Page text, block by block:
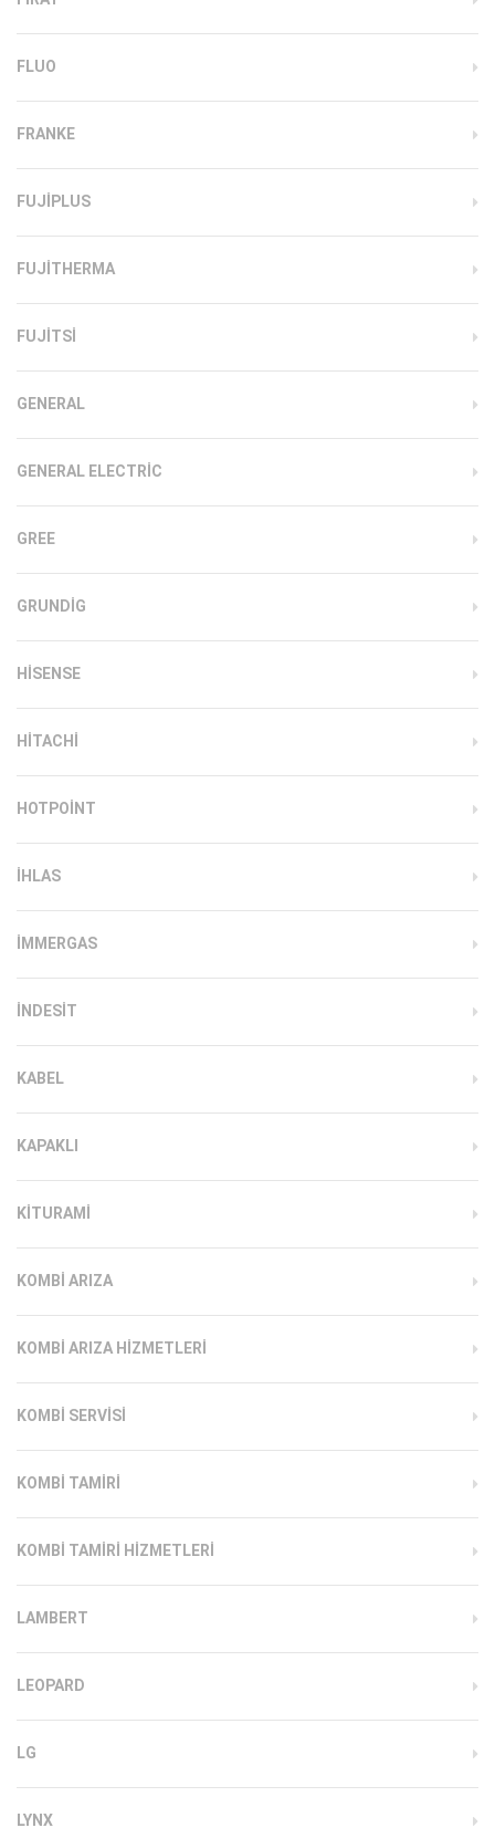
FLUO
FRANKE
FUJIPLUS
FUJITHERMA
FUJITSI
GENERAL
GENERAL ELECTRIC
GREE
GRUNDIG
HISENSE
HITACHI
HOTPOINT
IHLAS
İMMERGAS
INDESIT
KABEL
KAPAKLI
KITURAMI
KOMBI ARIZA
KOMBI ARIZA HIZMETLERI
KOMBI SERVISI
KOMBI TAMIRI
KOMBI TAMIRI HIZMETLERI
LAMBERT
LEOPARD
LG
LYNX